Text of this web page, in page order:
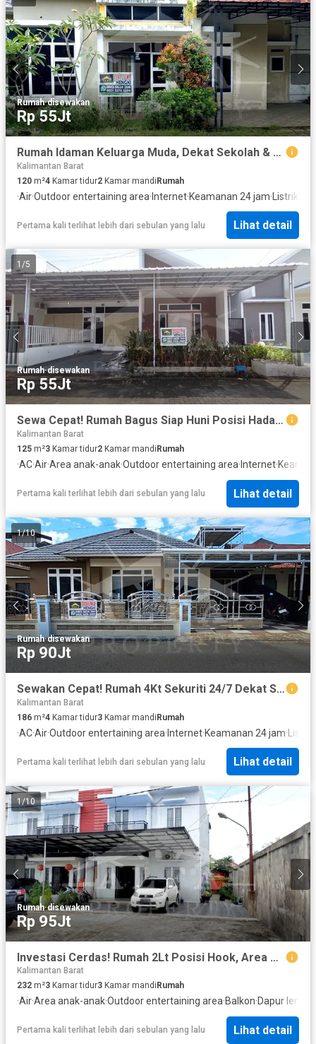
Rumah·disewakan
Rp 55Jt
Rumah Idaman Keluarga Muda, Dekat Sekolah & Bebas Banjir
Kalimantan Barat
120 m²4 Kamar tidur2 Kamar mandiRumah
·Air·Outdoor entertaining area· Internet·Keamanan 24 jam· Listrik
Pertama kali terlihat lebih dari sebulan yang lalu Lihat detail
1 /5
Rumah·disewakan
Rp 55Jt
Sewa Cepat! Rumah Bagus Siap Huni Posisi Hadap Timur
Kalimantan Barat
125 m²3 Kamar tidur2 Kamar mandi Rumah
·AC·Air·Area anak-anak·Outdoor entertaining area· Internet·
Pertama kali terlihat lebih dari sebulan yang lalu Lihat detail
1/10
Rumah·disewakan
Rp 90Jt
Sewakan Cepat! Rumah 4Kt Sekuriti 24/7 Dekat Sekolah & Kuliner
Kalimantan Barat
186 m²4 Kamar tidur3 Kamar mandiRumah
·AC·Air·Outdoor entertaining area· Internet·Keamanan 24 jam· Listrik
Pertama kali terlihat lebih dari sebulan yang lalu Lihat detail
1/10
Rumah·disewakan
Rp 95Jt
Investasi Cerdas! Rumah 2Lt Posisi Hook, Area Berkembang Tinggi
Kalimantan Barat
232 m²3 Kamar tidur3 Kamar mandi Rumah
·Air·Area anak-anak·Outdoor entertaining area·Balkon·Dapur
Pertama kali terlihat lebih dari sebulan yang lalu Lihat detail